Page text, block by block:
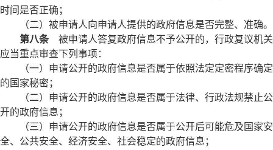
时间是否正确；
（二）被申请人向申请人提供的政府信息是否完整、准确。
第八条被申请人答复政府信息不予公开的，行政复议机关
应当重点审查下列事项：
（一）申请公开的政府信息是否属于依照法定定密程序确定
的国家秘密；
（二）申请公开的政府信息是否属于法律、行政法规禁止公
开的政府信息；
（三）申请公开的政府信息是否属于公开后可能危及国家安
全、公共安全、经济安全、社会稳定的政府信息；